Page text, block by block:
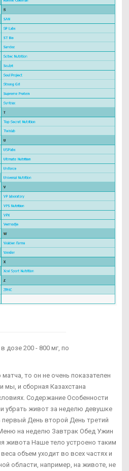
дозе 200 - 800 мг, по
то он не очень показателен
мы, и сборная Казахстана
Содержание Особенности
убрать живот за неделю девушке
День второй День третий
на неделю Завтрак Обед Ужин
живота Наше тело устроено таким
объем уходит во всех частях и
области, например, на животе, не